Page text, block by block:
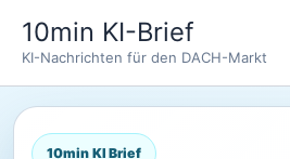
Inhalt
springen
10min KI-Brief
KI-Nachrichten für den DACH-Markt